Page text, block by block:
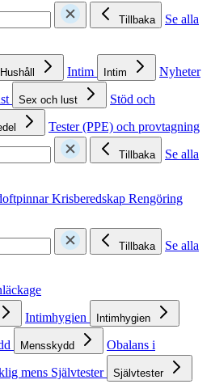
Tillbaka
Se alla
Intim Intim
Nyheter
Sex och lust
Stöd och
Tester (PPE) och provtagning
Tillbaka
Se alla
Krisberedskap Rengöring
Tillbaka
Se alla
Intimhygien Intimhygien
Mensskydd
Obalans i
mens Självtester Självtester